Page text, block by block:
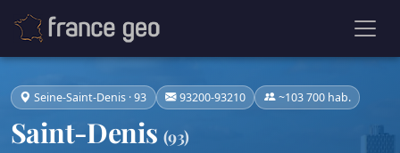
Seine-Saint-Denis · 93 93200-93210 ~103 700 hab.
Saint-Denis (93)